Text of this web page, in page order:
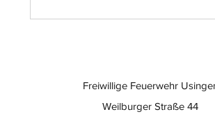
Freiwillige Feuerwehr
Weilburger Straße 44